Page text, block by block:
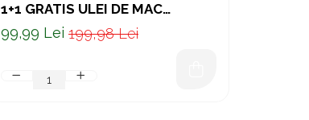
1+1 GRATIS ULEI DE MAC
PRESAT LA RECE – SUPORT
NATURAL PENTRU ENERGIE ȘI
199,98 Lei
99,99 Lei